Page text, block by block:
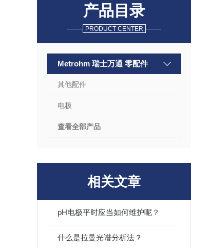
产品目录
PRODUCT CENTER
Metrohm 瑞士万通 零配件
其他配件
电极
查看全部产品
相关文章
pH电极平时应当如何维护呢？
什么是拉曼光谱分析法？